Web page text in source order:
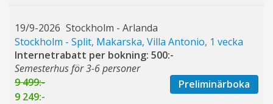
19/9-2026 Stockholm - Arlanda
Stockholm - Split, Makarska, Villa Antonio, 1 vecka
Internetrabatt per bokning: 500:-
Semesterhus för 3-6 personer
9 499:-
9 249:-
Preliminärboka